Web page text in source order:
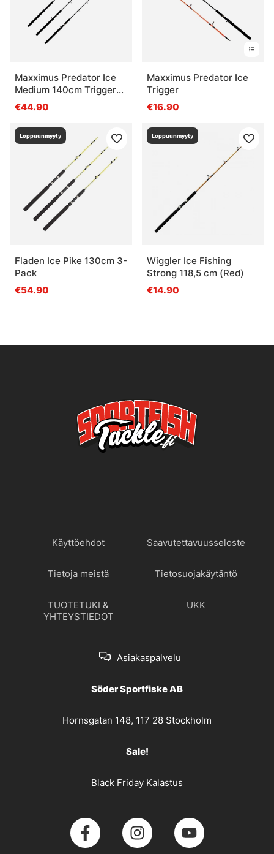
Maxximus Predator Ice
Medium 140cm Trigger
1sec 3-pack
€44.90
Maxximus Predator Ice
Trigger
€16.90
Loppuunmyyty
Fladen Ice Pike 130cm 3-
Pack
€54.90
Loppuunmyyty
Wiggler Ice Fishing
Strong 118,5 cm (Red)
€14.90
Käyttöehdot Saavutettavuusseloste
Tietoja meistä Tietosuojakäytäntö
TUOTETUKI &
YHTEYSTIEDOT
UKK
Asiakaspalvelu
Söder Sportfiske AB
Hornsgatan 148, 117 28 Stockholm
Sale!
Black Friday Kalastus